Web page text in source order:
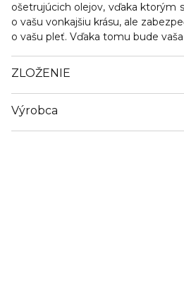
ošetrujúcich olejov, vďaka ktorým
o vašu vonkajšiu krásu, ale
o vašu pleť. Vďaka tomu bude
ZLOŽENIE
Výrobca